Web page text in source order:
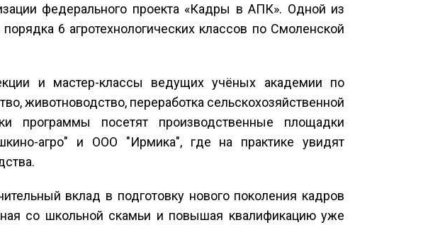
федерального проекта «Кадры в АПК». Одной из
6 агротехнологических классов по Смоленской
и мастер-классы ведущих учёных академии по
животноводство, переработка сельскохозяйственной
программы посетят производственные площадки
агро" и ООО "Ирмика", где на практике увидят
вклад в подготовку нового поколения кадров
со школьной скамьи и повышая квалификацию уже